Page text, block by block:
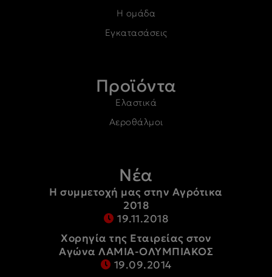
Η ομάδα
Εγκατασάσεις
Προϊόντα
Ελαστικά
Αεροθάλμοι
Νέα
Η συμμετοχή μας στην Αγρότικα
2018
19.11.2018
Χορηγία της Εταιρείας στον
Αγώνα ΛΑΜΙΑ-ΟΛΥΜΠΙΑΚΟΣ
19.09.2014